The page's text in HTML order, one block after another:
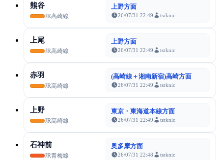
熊谷
JR高崎線
上野方面
26/07/31 22:49 tsrknic
上尾
JR高崎線
上野方面
26/07/31 22:49 tsrknic
赤羽
JR高崎線
(高崎線＋湘南新宿)高崎方面
26/07/31 22:49 tsrknic
上野
JR高崎線
東京・東海道本線方面
26/07/31 22:49 tsrknic
石神前
JR青梅線
奥多摩方面
26/07/31 22:48 tsrknic